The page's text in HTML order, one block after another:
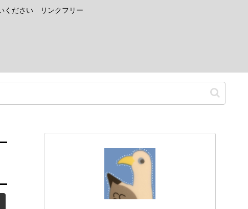
ください リンクフリー